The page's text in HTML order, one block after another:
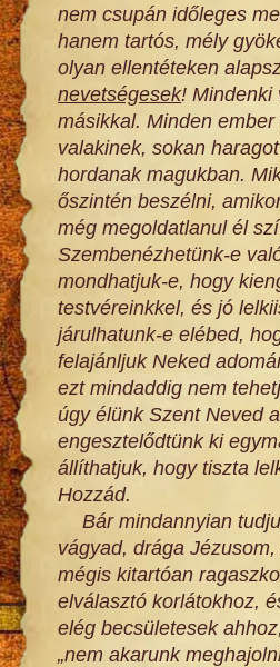
nem csupán időleges
hanem tartós, mély
olyan ellentéteken
nevetségesek! Mindenki
másikkal. Minden ember
valakinek, sokan
hordanak magukban.
őszintén beszélni,
még megoldatlanul él
Szembenézhetünk-e
mondhatjuk-e, hogy
testvéreinkkel, és jó
járulhatunk-e elébed,
felajánljuk Neked
ezt mindaddig nem
úgy élünk Szent Neved
engesztelődtünk ki
állíthatjuk, hogy tiszta
Hozzád.
Bár mindannyian
vágyad, drága
mégis kitartóan
elválasztó korlátokhoz,
elég becsületesek
„nem akarunk